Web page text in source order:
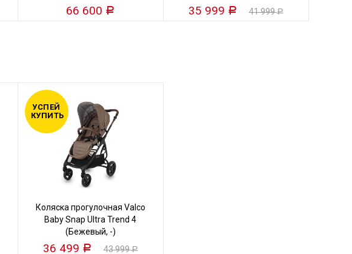
66 600 Р 35 999 Р 41 999Р
Коляска прогулочная Valco
Baby Snap Ultra Trend 4
(Бежевый, -)
36 499 Р 43 999Р
УСПЕЙ
КУПИТЬ